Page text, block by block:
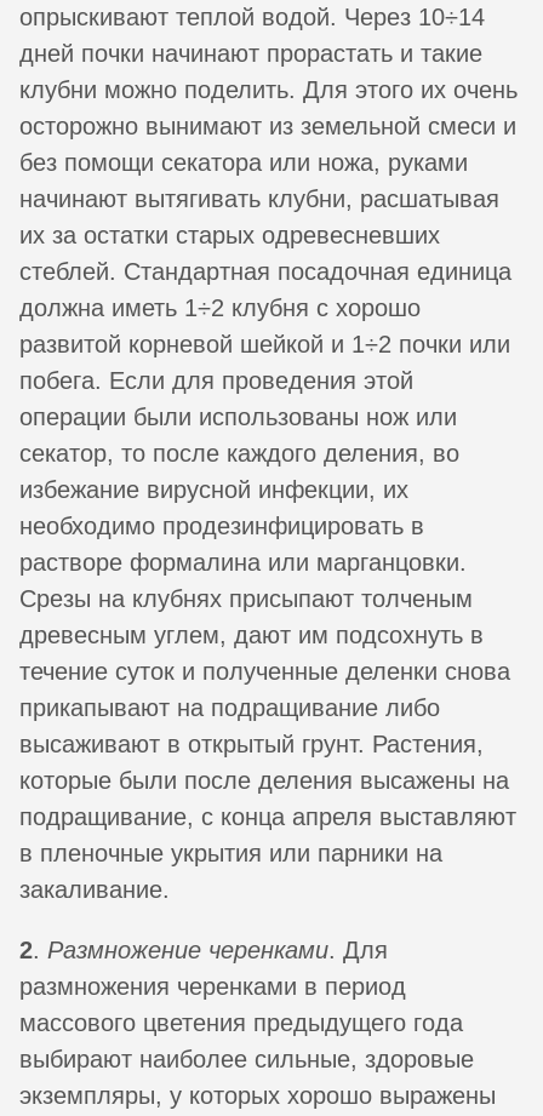
опрыскивают теплой водой. Через 10÷14
дней почки начинают прорастать и такие
клубни можно поделить. Для этого их очень
осторожно вынимают из земельной смеси и
без помощи секатора или ножа, руками
начинают вытягивать клубни, расшатывая
их за остатки старых одревесневших
стеблей. Стандартная посадочная единица
должна иметь 1÷2 клубня с хорошо
развитой корневой шейкой и 1÷2 почки или
побега. Если для проведения этой
операции были использованы нож или
секатор, то после каждого деления, во
избежание вирусной инфекции, их
необходимо продезинфицировать в
растворе формалина или марганцовки.
Срезы на клубнях присыпают толченым
древесным углем, дают им подсохнуть в
течение суток и полученные деленки снова
прикапывают на подращивание либо
высаживают в открытый грунт. Растения,
которые были после деления высажены на
подращивание, с конца апреля выставляют
в пленочные укрытия или парники на
закаливание.
2. Размножение черенками. Для
размножения черенками в период
массового цветения предыдущего года
выбирают наиболее сильные, здоровые
экземпляры, у которых хорошо выражены